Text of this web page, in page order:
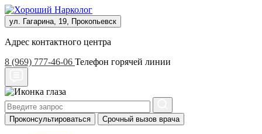
ул. Гагарина, 19, Прокопьевск
Адрес контактного центра
8 (969) 777-46-06 Телефон горячей линии
Проконсультироваться Срочный вызов врача